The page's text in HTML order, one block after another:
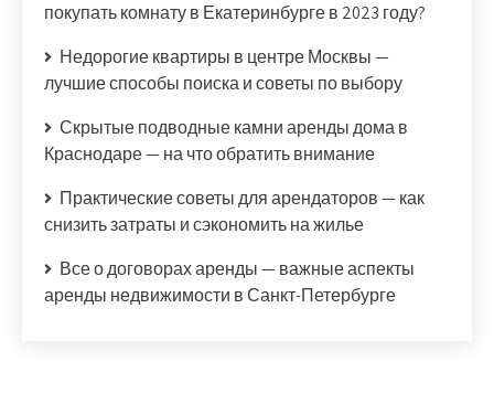
покупать комнату в Екатеринбурге в 2023 году?
Недорогие квартиры в центре Москвы —
лучшие способы поиска и советы по выбору
Скрытые подводные камни аренды дома в
Краснодаре — на что обратить внимание
Практические советы для арендаторов — как
снизить затраты и сэкономить на жилье
Все о договорах аренды — важные аспекты
аренды недвижимости в Санкт-Петербурге